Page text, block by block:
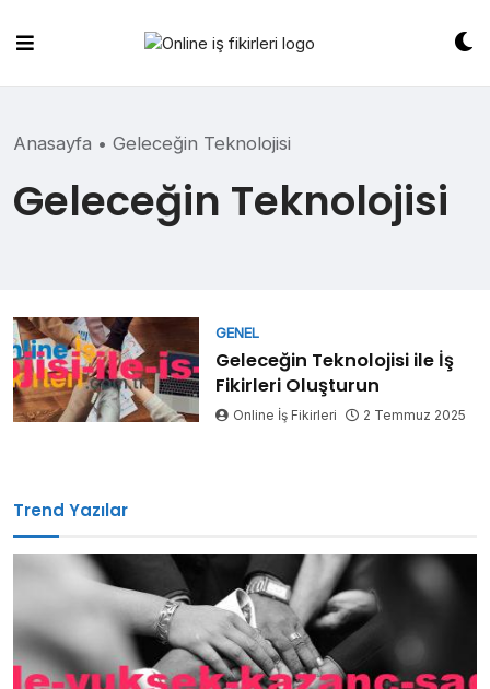
content
Anasayfa • Geleceğin Teknolojisi
Geleceğin Teknolojisi
GENEL
Geleceğin Teknolojisi ile İş
Fikirleri Oluşturun
Online İş Fikirleri 2 Temmuz 2025
Trend Yazılar